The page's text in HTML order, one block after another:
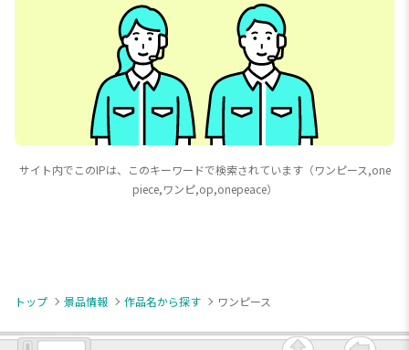
サイト内でこのIPは、このキーワードで検索されています（ワンピース,one
piece,ワンピ,op,onepeace）
トップ 景品情報 作品名から探す ワンピース